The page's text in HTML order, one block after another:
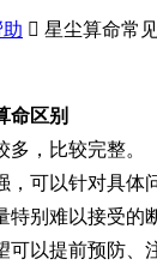
 星尘算命常
命区别
，比较完整。
，可以针对具体
特别难以接受的
可以提前预防、